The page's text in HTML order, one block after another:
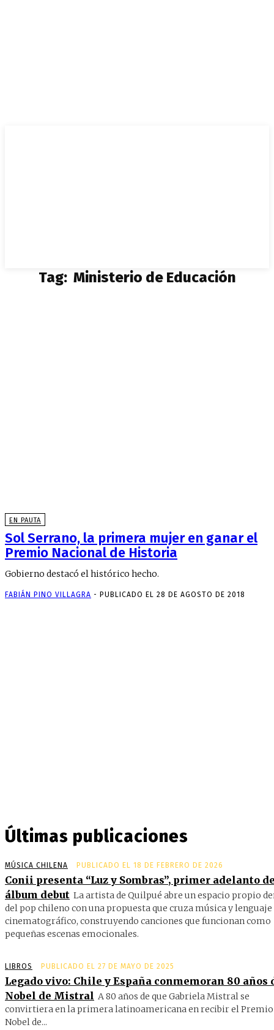
Tag: Ministerio de Educación
EN PAUTA
Sol Serrano, la primera mujer en ganar el
Premio Nacional de Historia
Gobierno destacó el histórico hecho.
FABIÁN PINO VILLAGRA - PUBLICADO EL 28 DE AGOSTO DE 2018
Últimas publicaciones
MÚSICA CHILENA PUBLICADO EL 18 DE FEBRERO DE 2026
Conii presenta “Luz y Sombras”, primer adelanto
álbum debut La artista de Quilpué abre un espacio propio
del pop chileno con una propuesta que cruza música y lenguaje
cinematográfico, construyendo canciones que funcionan como
pequeñas escenas emocionales.
LIBROS PUBLICADO EL 27 DE MAYO DE 2025
Legado vivo: Chile y España conmemoran 80 años
Nobel de Mistral A 80 años de que Gabriela Mistral se
convirtiera en la primera latinoamericana en recibir el Premio
Nobel de...